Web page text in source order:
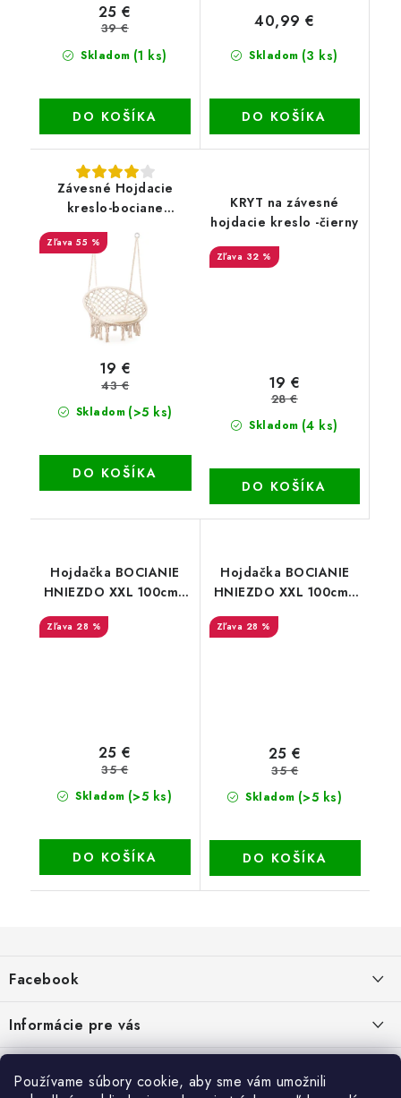
Používame súbory cookie, aby sme vám umožnili
Skladom (1 ks)
25 €
39 €
DO KOŠÍKA
Skladom (3 ks)
40,99 €
DO KOŠÍKA
Závesné Hojdacie
kreslo-bociane
55 %
Skladom (>5 ks)
19 €
43 €
DO KOŠÍKA
KRYT na závesné
hojdacie kreslo -čierny
32 %
Skladom (4 ks)
19 €
28 €
DO KOŠÍKA
Hojdačka BOCIANIE
HNIEZDO XXL 100cm -
ZELENÉ
28 %
Skladom (>5 ks)
25 €
35 €
DO KOŠÍKA
Hojdačka BOCIANIE
HNIEZDO XXL 100cm -
MODRÉ
28 %
Skladom (>5 ks)
25 €
35 €
DO KOŠÍKA
p
ä
i
Facebook
Informácie pre vás
Dopravné a platobné podmienky
Galéria od Zákaznikov
Blog